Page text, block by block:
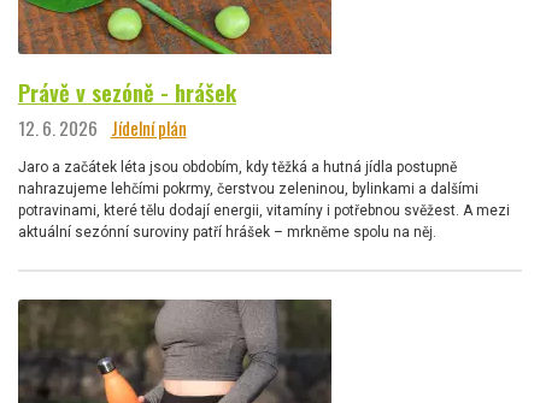
Právě v sezóně - hrášek
12. 6. 2026 Jídelní plán
Jaro a začátek léta jsou obdobím, kdy těžká a hutná jídla postupně
nahrazujeme lehčími pokrmy, čerstvou zeleninou, bylinkami a dalšími
potravinami, které tělu dodají energii, vitamíny i potřebnou svěžest. A mezi
aktuální sezónní suroviny patří hrášek – mrkněme spolu na něj.